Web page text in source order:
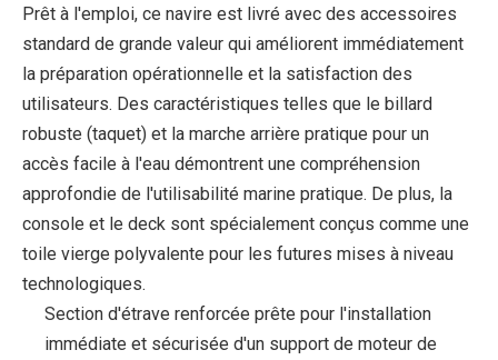
Prêt à l'emploi, ce navire est livré avec des accessoires
standard de grande valeur qui améliorent immédiatement
la préparation opérationnelle et la satisfaction des
utilisateurs. Des caractéristiques telles que le billard
robuste (taquet) et la marche arrière pratique pour un
accès facile à l'eau démontrent une compréhension
approfondie de l'utilisabilité marine pratique. De plus, la
console et le deck sont spécialement conçus comme une
toile vierge polyvalente pour les futures mises à niveau
technologiques.
Section d'étrave renforcée prête pour l'installation
immédiate et sécurisée d'un support de moteur de